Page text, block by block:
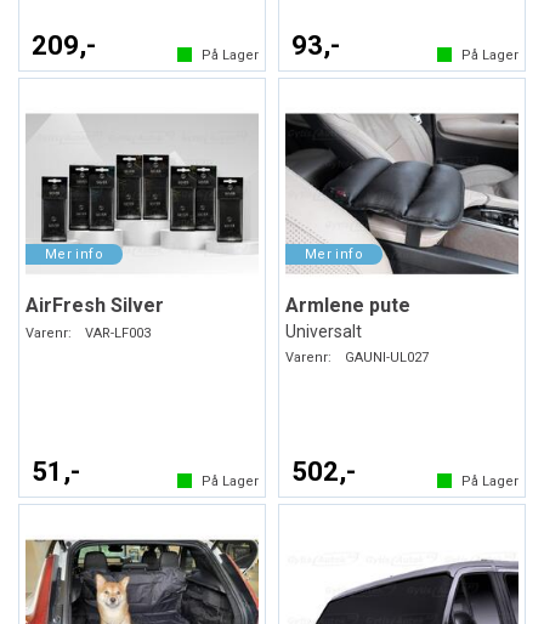
209,- På Lager 93,- På Lager
AirFresh Silver
Varenr: VAR-LF003
51,- På Lager
Armlene pute
Universalt
Varenr: GAUNI-UL027
502,- På Lager